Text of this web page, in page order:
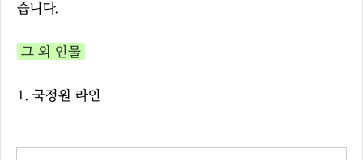
습니다.
그 외 인물
1. 국정원 라인